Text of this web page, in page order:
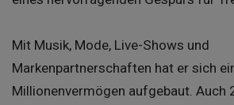
Mit Musik, Mode, Live-Shows und
Markenpartnerschaften hat er sich
Millionenvermögen aufgebaut. Auch